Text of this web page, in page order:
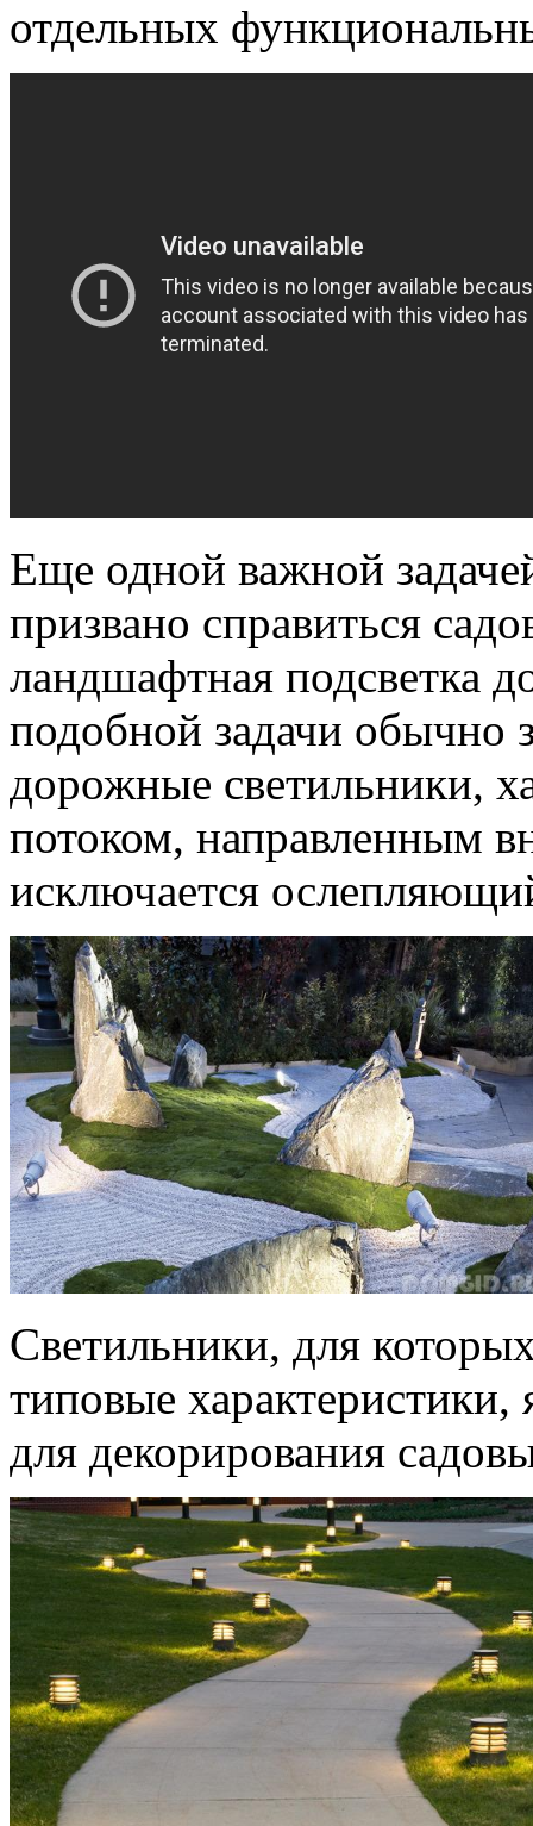
отдельных
Еще одной важной
призвано справиться
ландшафтная подсветка
подобной задачи обычно
дорожные светильники,
потоком, направленным
исключается
Светильники, для
типовые
для декорирования